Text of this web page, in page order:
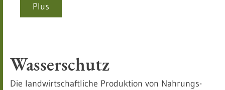
Plus
Wasserschutz
Die landwirtschaftliche Produktion von Nahrungs-